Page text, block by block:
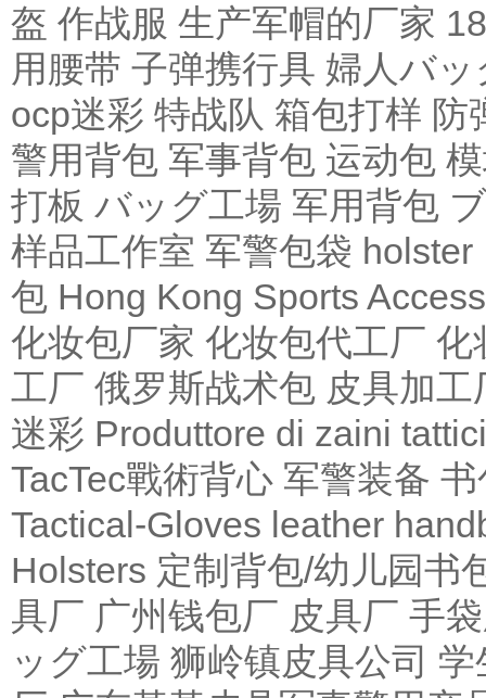
盔 作战服 生产军帽的厂家
用腰带 子弹携行具 婦人バ
ocp迷彩 特战队 箱包打样 防
警用背包 军事背包 运动包
打板 バッグ工場 军用背包
样品工作室 军警包袋 holster
包 Hong Kong Sports
化妆包厂家 化妆包代工厂 化
工厂 俄罗斯战术包 皮具加工
迷彩 Produttore di zaini tattici
TacTec戰術背心 军警装备 书
Tactical-Gloves leather
Holsters 定制背包/幼儿园书
具厂 广州钱包厂 皮具厂 手
ッグ工場 狮岭镇皮具公司 学